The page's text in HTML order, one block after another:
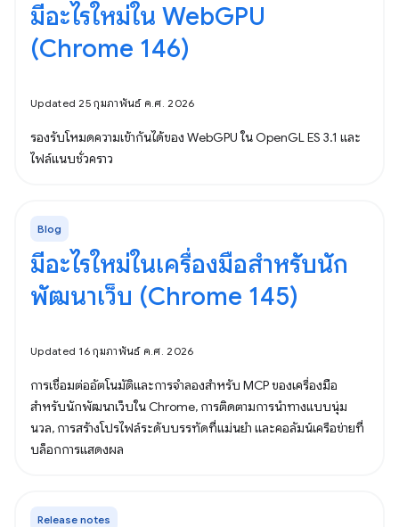
มีอะไรใหม่ใน WebGPU
(Chrome 146)
Updated 25 กุมภาพันธ์ ค.ศ. 2026
รองรับโหมดความเข้ากันได้ของ WebGPU ใน OpenGL ES 3.1 และ
ไฟล์แนบชั่วคราว
Blog
มีอะไรใหม่ในเครื่องมือสำหรับนัก
พัฒนาเว็บ (Chrome 145)
Updated 16 กุมภาพันธ์ ค.ศ. 2026
การเชื่อมต่ออัตโนมัติและการจำลองสำหรับ MCP ของเครื่องมือ
สำหรับนักพัฒนาเว็บใน Chrome, การติดตามการนำทางแบบนุ่ม
นวล, การสร้างโปรไฟล์ระดับบรรทัดที่แม่นยำ และคอลัมน์เครือข่ายที่
บล็อกการแสดงผล
Release notes